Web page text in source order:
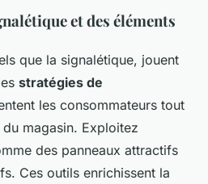
et des éléments
que la signalétique, jouent
stratégies de
les consommateurs tout
magasin. Exploitez
des panneaux attractifs
Ces outils enrichissent la